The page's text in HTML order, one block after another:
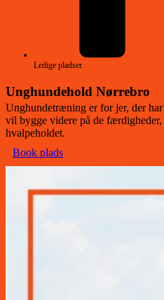
Ledige pladser
Unghundehold Nørrebro
Unghundetræning er for jer, der
vil bygge videre på de
hvalpeholdet.
Book plads